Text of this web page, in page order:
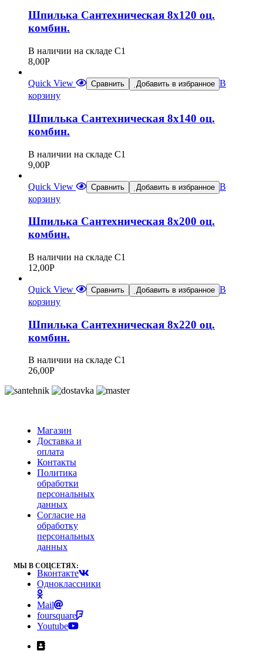
Шпилька Сантехническая 8х120 оц.
комбин.
В наличии на складе С1
8,00Р
Quick View Сравнить Добавить в избранное В
корзину
Шпилька Сантехническая 8х140 оц.
комбин.
В наличии на складе С1
9,00Р
Quick View Сравнить Добавить в избранное В
корзину
Шпилька Сантехническая 8х200 оц.
комбин.
В наличии на складе С1
12,00Р
Quick View Сравнить Добавить в избранное В
корзину
Шпилька Сантехническая 8х220 оц.
комбин.
В наличии на складе С1
26,00Р
Магазин
Доставка и
оплата
Контакты
Политика
обработки
персональных
данных
Согласие на
обработку
персональных
данных
МЫ В СОЦСЕТЯХ:
Вконтакте
Одноклассники
Mail
foursquare
Youtube